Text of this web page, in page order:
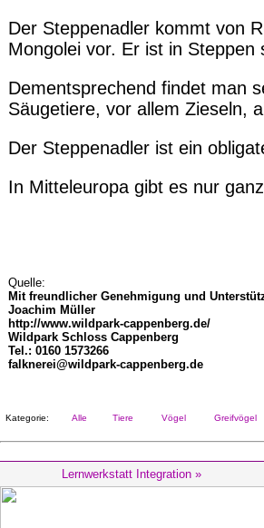
Der Steppenadler kommt von
Mongolei vor. Er ist in
Dementsprechend findet man
Säugetiere, vor allem Zieseln,
Der Steppenadler ist ein
In Mitteleuropa gibt es nur
Quelle:
Mit freundlicher Genehmigung und
Joachim Müller
http://www.wildpark-cappenberg.de/
Wildpark Schloss Cappenberg
Tel.: 0160 1573266
falknerei@wildpark-cappenberg.de
Kategorie: Alle Tiere Vögel Greifvögel
Lernwerkstatt Integration »